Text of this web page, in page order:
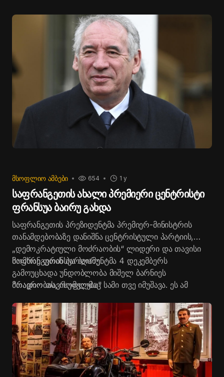
ᲛᲡᲝᲤᲚᲘᲝ ᲐᲛᲑᲔᲑᲘ 1 y
654
საფრანგეთის ახალი პრემიერი ცენტრისტი
ფრანსუა ბაირუ გახდა
საფრანგეთის პრეზიდენტმა პრემიერ-მინისტრის
თანამდებობაზე დანიშნა ცენტრისტული პარტიის,
„დემოკრატიული მოძრაობის“ ლიდერი და თავისი
მომხრე ფრანსუა ბაირუ.
საფრანგეთის პარლამენტმა 4 დეკემბერს
გამოუცხადა უნდობლობა მიშელ ბარნიეს
მთავრობას, რომელმაც სამი თვე იმუშავა. ეს ამ
პირველი შემთხვევაა 1962 წლის შემდეგ. პრემიერი
გაათავისუფლეს მას შემდეგ, რაც დეპუტატების
თანხმობის გარეშე მიიღო სოციალური დაზღვევის
ბიუჯეტის შესახებ კანონი 2025 წლისთვის.
დოკუმენტის თანახმად, ბიუჯეტის ხარჯები 40
მილიარდი ევროთი უნდა შეკვეცილიყო,
"რადიო თავისუფლება"